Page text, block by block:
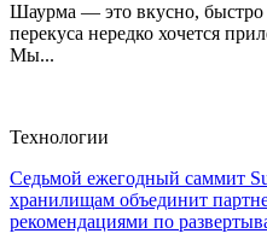
Шаурма — это вкусно, быстро
перекуса нередко хочется
Мы...
Технологии
Седьмой ежегодный саммит
хранилищам объединит
рекомендациями по